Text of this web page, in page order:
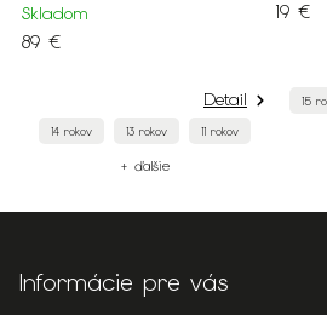
13 rokov 11 rokov
15 rokov 13 rokov
Informácie pre vás